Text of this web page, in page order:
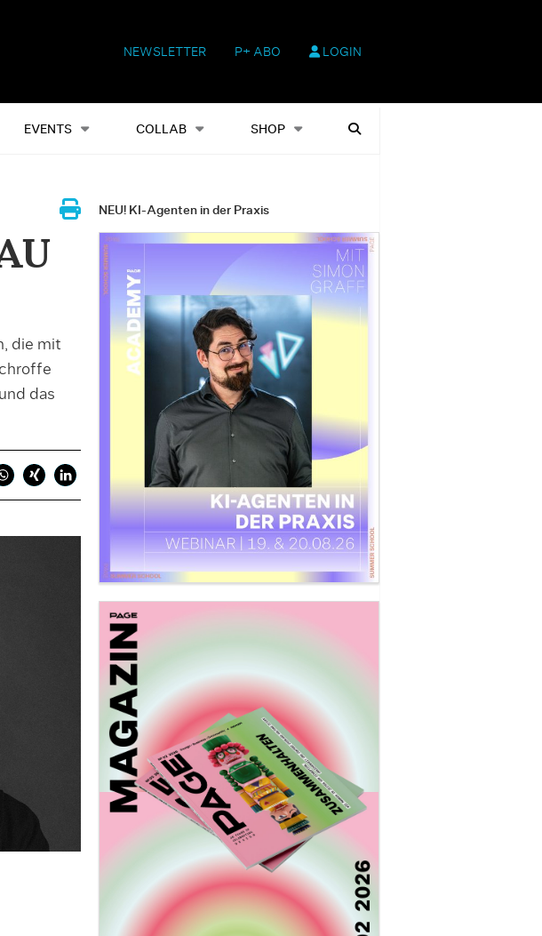
NEWSLETTER P+ ABO LOGIN
EVENTS COLLAB SHOP
Alles Events Shop Heftausgaben Suchen
die mit
das
NEU! KI-Agenten in der Praxis